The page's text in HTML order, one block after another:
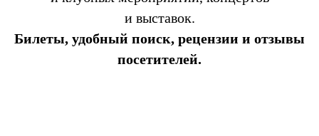
и выставок.
Билеты, удобный поиск, рецензии и отзывы
посетителей.